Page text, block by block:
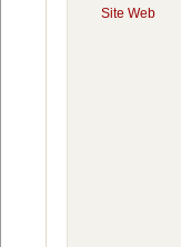
Site Web